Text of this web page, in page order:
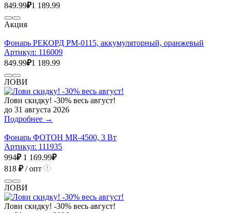
849.99₽1 189.99
Акция
Фонарь РЕКОРД РМ-0115, аккумуляторный, оранжевый
Артикул: 116009
849.99₽1 189.99
ЛОВИ
Лови скидку! -30% весь август!
до 31 августа 2026
Подробнее →
Фонарь ФОТОН MR-4500, 3 Вт
Артикул: 111935
994₽ 1 169.99₽
818 ₽/ опт
ЛОВИ
Лови скидку! -30% весь август!